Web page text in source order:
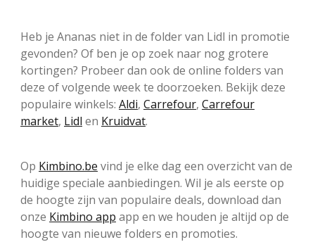
Heb je Ananas niet in de folder van Lidl in promotie
gevonden? Of ben je op zoek naar nog grotere
kortingen? Probeer dan ook de online folders van
deze of volgende week te doorzoeken. Bekijk deze
populaire winkels: Aldi, Carrefour, Carrefour
market, Lidl en Kruidvat.
Op Kimbino.be vind je elke dag een overzicht van de
huidige speciale aanbiedingen. Wil je als eerste op
de hoogte zijn van populaire deals, download dan
onze Kimbino app app en we houden je altijd op de
hoogte van nieuwe folders en promoties.